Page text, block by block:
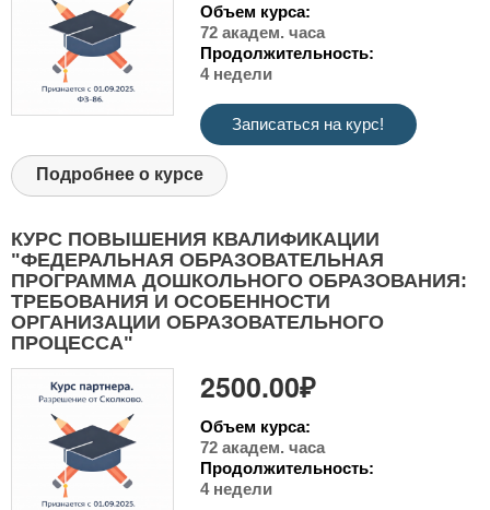
Объем курса:
72 академ. часа
Продолжительность:
4 недели
Записаться на курс!
Подробнее о курсе
КУРС ПОВЫШЕНИЯ КВАЛИФИКАЦИИ
"ФЕДЕРАЛЬНАЯ ОБРАЗОВАТЕЛЬНАЯ
ПРОГРАММА ДОШКОЛЬНОГО ОБРАЗОВАНИЯ:
ТРЕБОВАНИЯ И ОСОБЕННОСТИ
ОРГАНИЗАЦИИ ОБРАЗОВАТЕЛЬНОГО
ПРОЦЕССА"
2500.00₽
Объем курса:
72 академ. часа
Продолжительность:
4 недели